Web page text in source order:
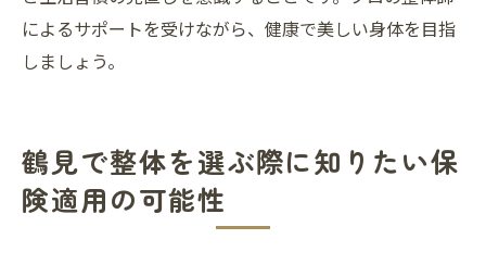
によるサポートを受けながら、健康で美しい身体を目指
しましょう。
鶴見で整体を選ぶ際に知りたい保
険適用の可能性